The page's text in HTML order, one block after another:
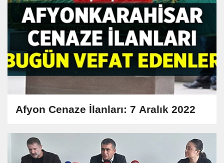
Afyon Cenaze İlanları: 7 Aralık 2022